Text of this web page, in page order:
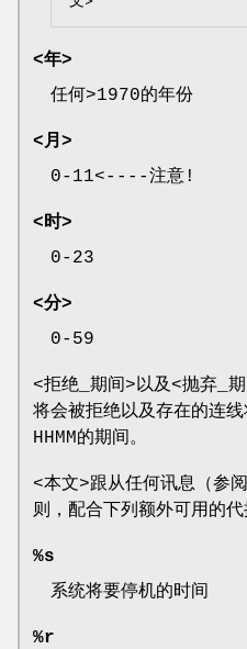
<年>
任何>1970的年份
<月>
0-11<----注意!
<时>
0-23
<分>
0-59
<拒绝_期间>以及<抛弃_
将会被拒绝以及存在的连
HHMM的期间。
<本文>跟从任何讯息（参
则，配合下列额外可用的代
%s
系统将要停机的时间
%r